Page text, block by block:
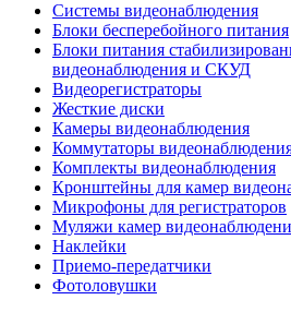
Системы видеонаблюдения
Блоки бесперебойного питания
Блоки питания
видеонаблюдения и СКУД
Видеорегистраторы
Жесткие диски
Камеры видеонаблюдения
Коммутаторы
Комплекты видеонаблюдения
Кронштейны для камер
Микрофоны для регистраторов
Муляжи камер
Наклейки
Приемо-передатчики
Фотоловушки